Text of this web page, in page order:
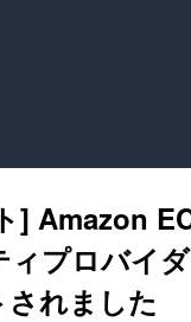
] Amazon
プロバイ
れました